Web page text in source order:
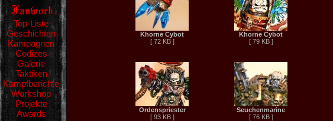
Top-Liste
Geschichten
Kampagnen
Codizes
Galerie
Taktiken
Kampfberichte
Workshop
Projekte
Awards
Khorne Cybot
[ 72 KB ]
Khorne Cybot
[ 79 KB ]
Ordenspriester
[ 93 KB ]
Seuchenmarine
[ 76 KB ]